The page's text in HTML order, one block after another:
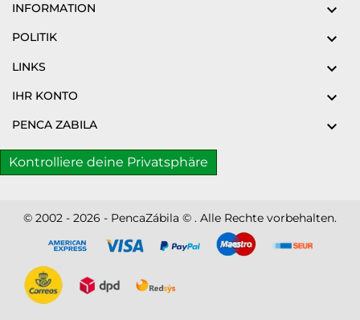
INFORMATION 
POLITIK 
LINKS 
IHR KONTO 
PENCA ZABILA 
Kontrolliere deine Privatsphäre
© 2002 - 2026 - PencaZábila © . Alle Rechte vorbehalten.